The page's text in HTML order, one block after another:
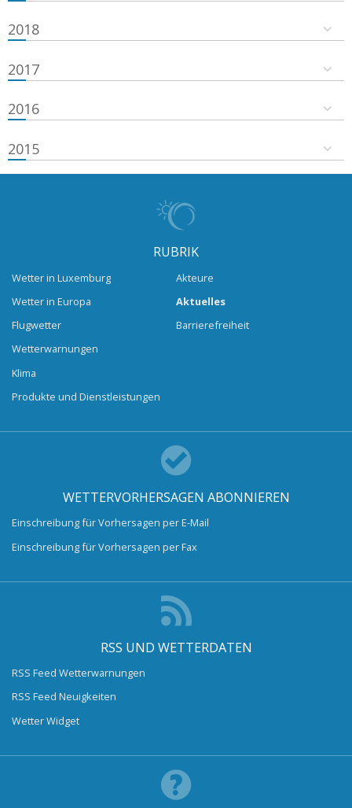
2018
2017
2016
2015
RUBRIK
Wetter in Luxemburg
Wetter in Europa
Flugwetter
Wetterwarnungen
Klima
Produkte und Dienstleistungen
Akteure
Aktuelles
Barrierefreiheit
WETTERVORHERSAGEN ABONNIEREN
Einschreibung für Vorhersagen per E-Mail
Einschreibung für Vorhersagen per Fax
RSS UND WETTERDATEN
RSS Feed Wetterwarnungen
RSS Feed Neuigkeiten
Wetter Widget